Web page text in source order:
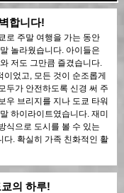
합니다!
로 주말 여행을 가는 동안
놀라웠습니다. 아이들은
저도 그만큼 즐겼습니다.
이었고, 모든 것이 순조롭게
두가 안전하도록 신경 써 주
우 브리지를 지나 도쿄 타워
하이라이트였습니다. 재미
식으로 도시를 볼 수 있는
다. 확실히 가족 친화적인 활
의 하루!